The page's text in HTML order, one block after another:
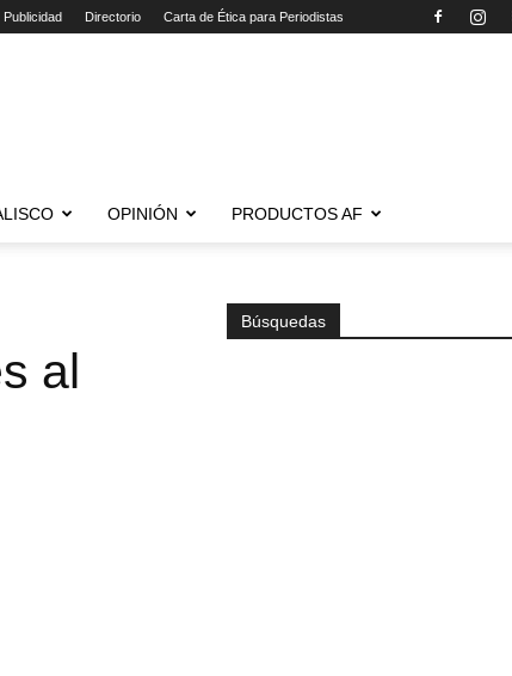
Publicidad Directorio Carta de Ética para Periodistas
OPINIÓN PRODUCTOS AF
al
Búsquedas